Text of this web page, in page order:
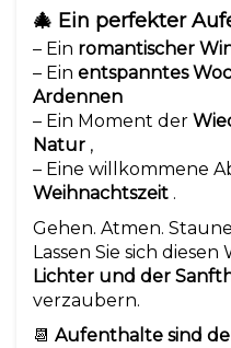
🎄 Ein perfekter
– Ein romantischer
– Ein entspanntes
Ardennen
– Ein Moment der
Natur ,
– Eine willkommene
Weihnachtszeit .
Gehen. Atmen.
Lassen Sie sich
Lichter und der
verzaubern.
📆 Aufenthalte sind